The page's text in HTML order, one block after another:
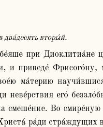
два́десять вторы́й.
приведе́ Фрисого́ну,
ма́терию
неве́рствия его́
смеше́ние. Во
ра́ди